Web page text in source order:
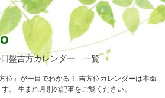
日盤吉方カレンダー 一覧
位」が一目でわかる！ 吉方位カレンダーは本命
。 生まれ月別の記事をご覧ください。